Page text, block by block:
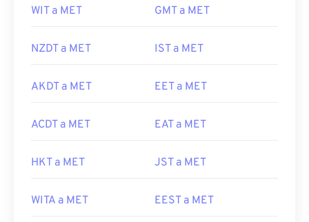
WIT a MET GMT a MET
NZDT a MET IST a MET
AKDT a MET EET a MET
ACDT a MET EAT a MET
HKT a MET JST a MET
WITA a MET EEST a MET